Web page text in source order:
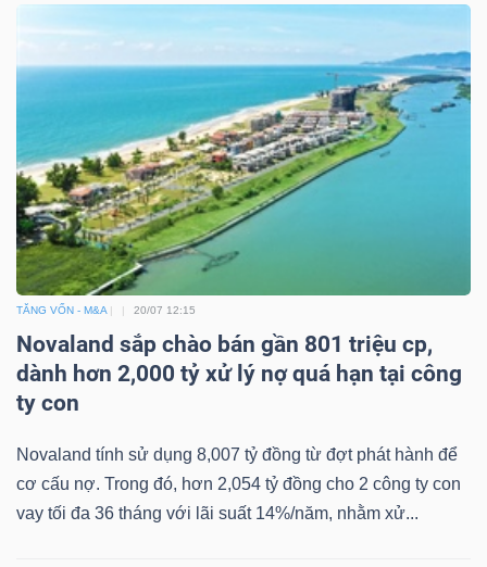
TĂNG VỐN - M&A 20/07 12:15
Novaland sắp chào bán gần 801 triệu cp,
dành hơn 2,000 tỷ xử lý nợ quá hạn tại công
ty con
Novaland tính sử dụng 8,007 tỷ đồng từ đợt phát hành để
cơ cấu nợ. Trong đó, hơn 2,054 tỷ đồng cho 2 công ty con
vay tối đa 36 tháng với lãi suất 14%/năm, nhằm xử...